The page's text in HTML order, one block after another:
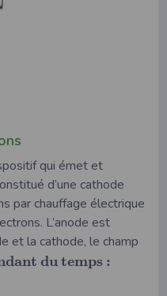
qui émet et
d’une cathode
par chauffage électrique
L’anode est
et la cathode, le champ
dant dutemps :